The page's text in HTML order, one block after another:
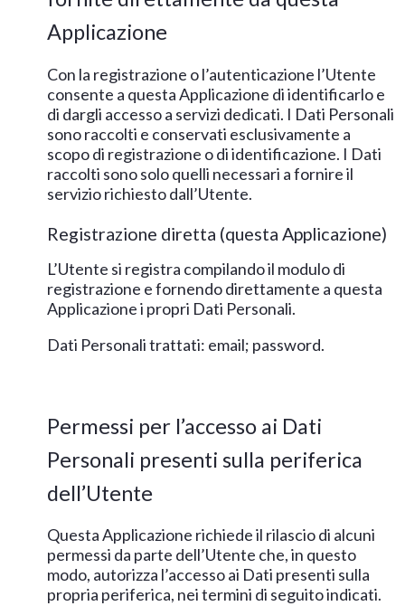
Applicazione
Con la registrazione o l’autenticazione l’Utente
consente a questa Applicazione di identificarlo e
di dargli accesso a servizi dedicati. I Dati Personali
sono raccolti e conservati esclusivamente a
scopo di registrazione o di identificazione. I Dati
raccolti sono solo quelli necessari a fornire il
servizio richiesto dall’Utente.
Registrazione diretta (questa Applicazione)
L’Utente si registra compilando il modulo di
registrazione e fornendo direttamente a questa
Applicazione i propri Dati Personali.
Dati Personali trattati: email; password.
Permessi per l’accesso ai Dati
Personali presenti sulla periferica
dell’Utente
Questa Applicazione richiede il rilascio di alcuni
permessi da parte dell’Utente che, in questo
modo, autorizza l’accesso ai Dati presenti sulla
propria periferica, nei termini di seguito indicati.